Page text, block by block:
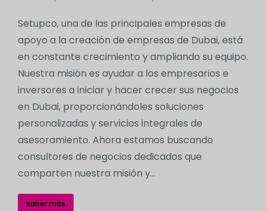
Setupco, una de las principales empresas de
apoyo a la creación de empresas de Dubai, está
en constante crecimiento y ampliando su equipo.
Nuestra misión es ayudar a los empresarios e
inversores a iniciar y hacer crecer sus negocios
en Dubai, proporcionándoles soluciones
personalizadas y servicios integrales de
asesoramiento. Ahora estamos buscando
consultores de negocios dedicados que
comparten nuestra misión y...
saber más